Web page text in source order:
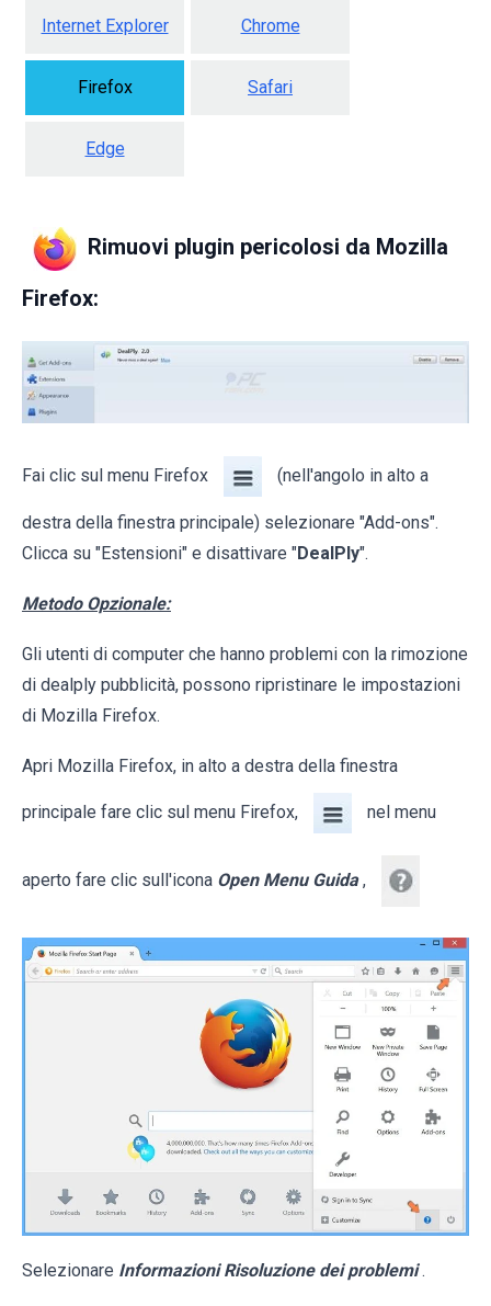
Internet Explorer Chrome
Firefox Safari
Edge
Rimuovi plugin pericolosi da Mozilla
Firefox:
Fai clic sul menu Firefox (nell'angolo in alto a
destra della finestra principale) selezionare "Add-ons".
Clicca su "Estensioni" e disattivare "DealPly".
Metodo Opzionale:
Gli utenti di computer che hanno problemi con la rimozione
di dealply pubblicità, possono ripristinare le impostazioni
di Mozilla Firefox.
Apri Mozilla Firefox, in alto a destra della finestra
principale fare clic sul menu Firefox, nel menu
aperto fare clic sull'icona Open Menu Guida ,
Selezionare Informazioni Risoluzione dei problemi .